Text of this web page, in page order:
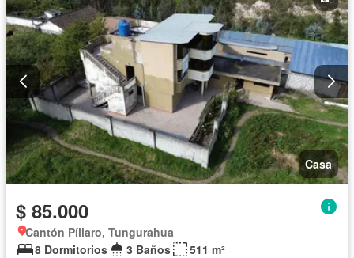
Casa
$ 85.000
Cantón Píllaro, Tungurahua
8 Dormitorios
3 Baños
511 m²